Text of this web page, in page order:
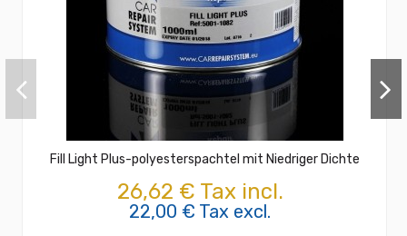
Fill Light Plus-polyesterspachtel mit Niedriger Dichte
26,62 € Tax incl.
22,00 € Tax excl.